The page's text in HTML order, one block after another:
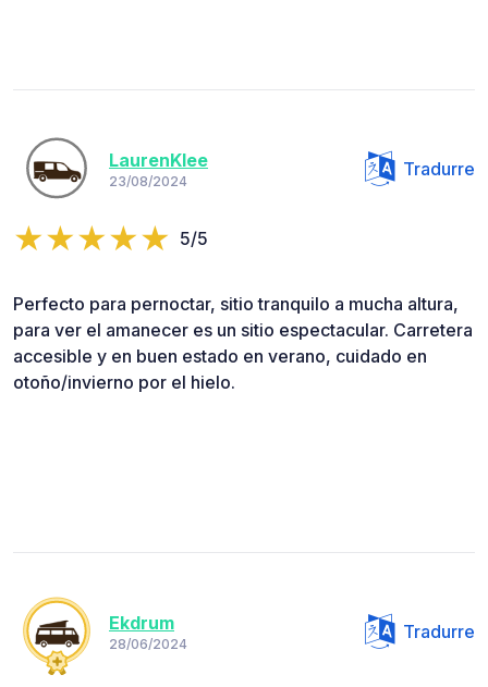
LaurenKlee
23/08/2024
Tradurre
5/5
Perfecto para pernoctar, sitio tranquilo a mucha altura,
para ver el amanecer es un sitio espectacular. Carretera
accesible y en buen estado en verano, cuidado en
otoño/invierno por el hielo.
Ekdrum
28/06/2024
Tradurre